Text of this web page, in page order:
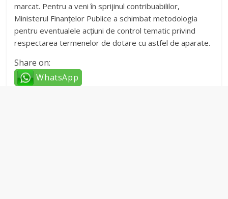
marcat. Pentru a veni în sprijinul contribuabililor,
Ministerul Finanțelor Publice a schimbat metodologia
pentru eventualele acțiuni de control tematic privind
respectarea termenelor de dotare cu astfel de aparate.
Share on:
WhatsApp